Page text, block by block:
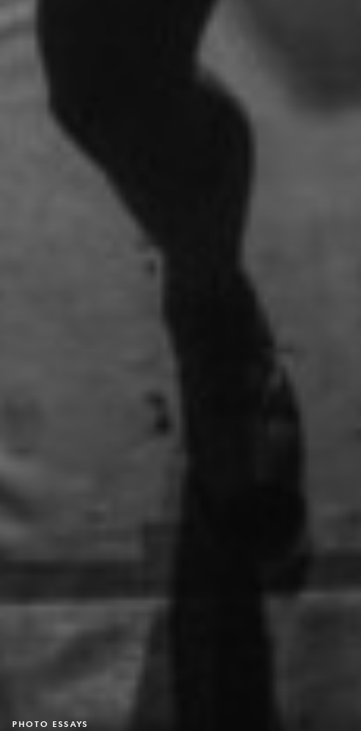
PHOTO ESSAYS